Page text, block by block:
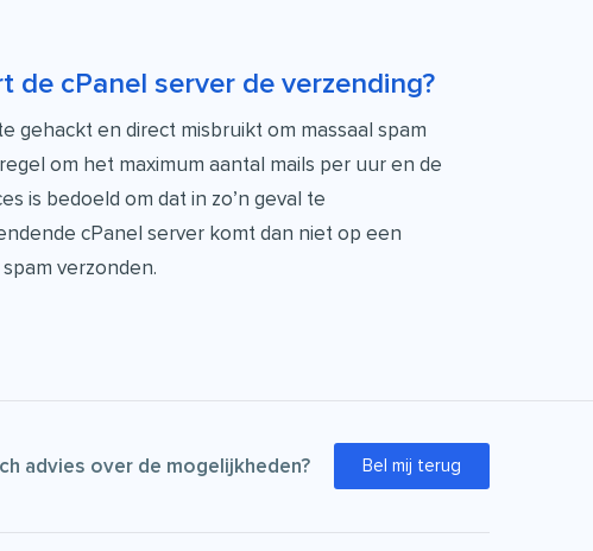
de cPanel server de verzending?
gehackt en direct misbruikt om massaal spam
om het maximum aantal mails per uur en de
is bedoeld om dat in zo’n geval te
cPanel server komt dan niet op een
verzonden.
advies over de mogelijkheden? Bel mij terug